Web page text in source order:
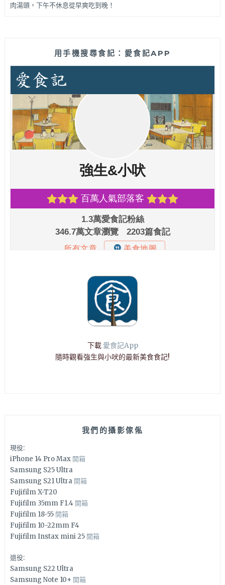
肉湯頭，下午不休息從早爽吃到晚！
用手機搜尋食記：愛食記APP
下載 愛食記App
隨時觀看強生與小吠的最新美食食記!
我們的攝影傢俬
現役:
iPhone 14 Pro Max 開箱
Samsung S25 Ultra
Samsung S21 Ultra 開箱
Fujifilm X-T20
Fujifilm 35mm F1.4 開箱
Fujifilm 18-55 開箱
Fujifilm 10-22mm F4
Fujifilm Instax mini 25 開箱
退役:
Samsung S22 Ultra
Samsung Note 10+ 開箱